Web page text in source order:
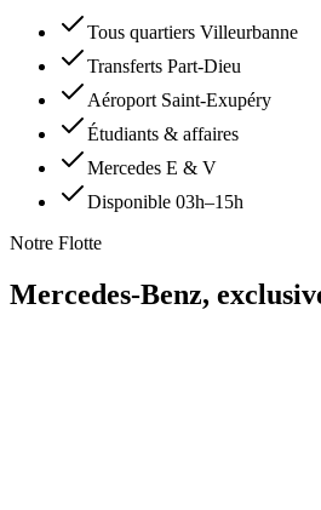
Tous quartiers Villeurbanne
Transferts Part-Dieu
Aéroport Saint-Exupéry
Étudiants & affaires
Mercedes E & V
Disponible 03h–15h
Notre Flotte
Mercedes-Benz,